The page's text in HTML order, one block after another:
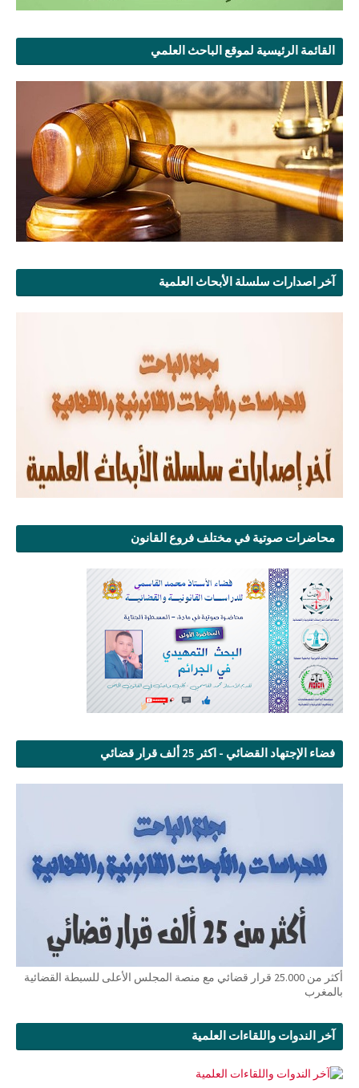
القائمة الرئيسية لموقع الباحث العلمي
آخر اصدارات سلسلة الأبحاث العلمية
محاضرات صوتية في مختلف فروع القانون
فضاء الإجتهاد القضائي - اكثر 25 ألف قرار قضائي
أكثر من 25.000 قرار قضائي مع منصة المجلس الأعلى للسبطة القضائية
بالمغرب
آخر الندوات واللقاءات العلمية